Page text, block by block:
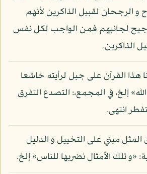
الرجحان لقبيل الذاكرين لأنهم
لجانبهم فمن الواجب لكل نفس
الذاكرين.
هذا القرآن على جبل لرأيته خاشعا
إلخ، في المجمع،: التصدع التفرق
انتهى.
مبني على التخييل و الدليل
«و تلك الأمثال نضربها للناس» إلخ.